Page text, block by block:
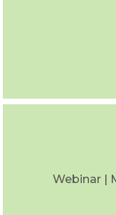
Webinar |